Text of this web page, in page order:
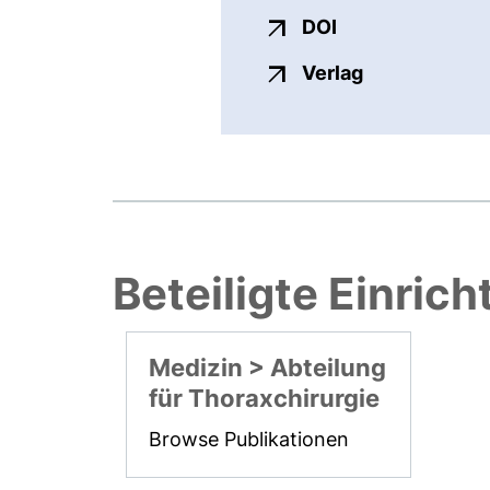
DOI
Verlagexterner
Beteiligte
Medizin > Abteilung
für Thoraxchirurgie
Browse Publikationen